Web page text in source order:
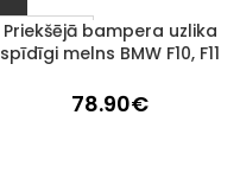
1–3 d. d.
Priekšējā bampera uzlika
spīdīgi melns BMW F10, F11
78.90€